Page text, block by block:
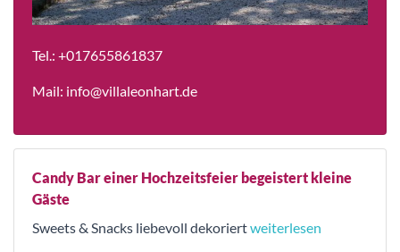
Tel.: +017655861837
Mail: info@villaleonhart.de
Candy Bar einer Hochzeitsfeier begeistert kleine
Gäste
Sweets & Snacks liebevoll dekoriertweiterlesen